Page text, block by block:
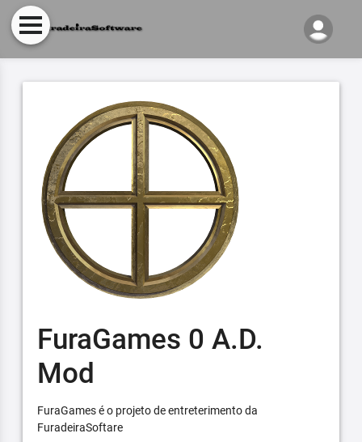
FuraGames 0 A.D.
Mod
FuraGames é o projeto de entreterimento da
FuradeiraSoftare